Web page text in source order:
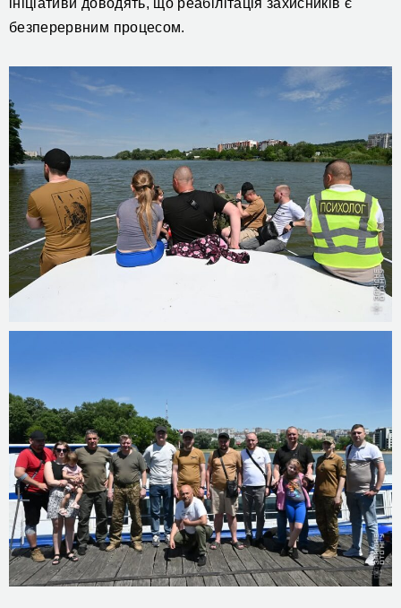
безперервним процесом.